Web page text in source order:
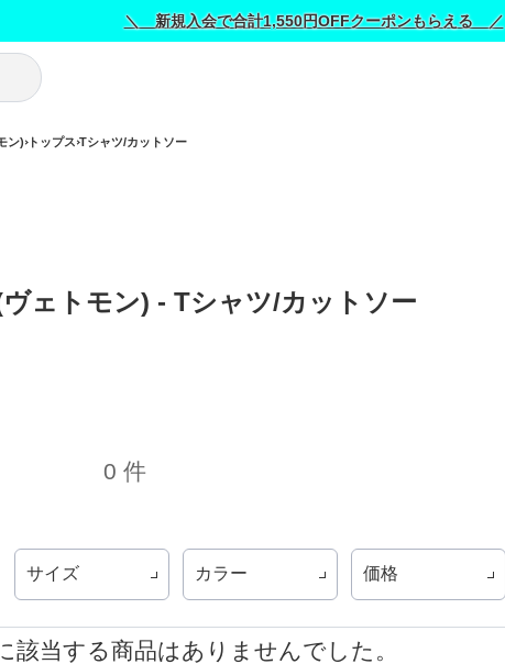
＼ 新規入会で合計1,550円OFFクーポンもらえる ／
ン) トップス Tシャツ/カットソー
ェトモン) - Tシャツ/カットソー
0 件
サイズ カラー 価格
該当する商品はありませんでした。